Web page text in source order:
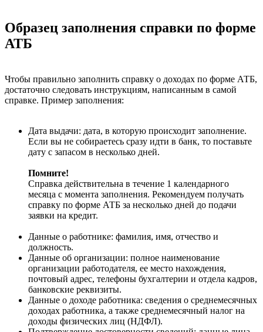
Образец заполнения справки по форме
АТБ
Чтобы правильно заполнить справку о доходах по форме АТБ,
достаточно следовать инструкциям, написанным в самой
справке. Пример заполнения:
Дата выдачи: дата, в которую происходит заполнение.
Если вы не собираетесь сразу идти в банк, то поставьте
дату с запасом в несколько дней.
Помните!
Справка действительна в течение 1 календарного
месяца с момента заполнения. Рекомендуем получать
справку по форме АТБ за несколько дней до подачи
заявки на кредит.
Данные о работнике: фамилия, имя, отчество и
должность.
Данные об организации: полное наименование
организации работодателя, ее место нахождения,
почтовый адрес, телефоны бухгалтерии и отдела кадров,
банковские реквизиты.
Данные о доходе работника: сведения о среднемесячных
доходах работника, а также среднемесячный налог на
доходы физических лиц (НДФЛ).